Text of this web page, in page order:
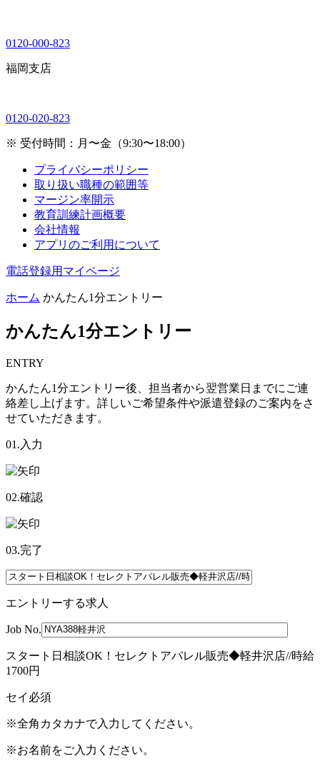
0120-000-823
福岡支店
0120-020-823
※ 受付時間：月〜金（9:30〜18:00）
プライバシーポリシー
取り扱い職種の範囲等
マージン率開示
教育訓練計画概要
会社情報
アプリのご利用について
電話登録用マイページ
ホーム かんたん1分エントリー
かんたん1分エントリー
ENTRY
かんたん1分エントリー後、担当者から翌営業日までにご連
絡差し上げます。詳しいご希望条件や派遣登録のご案内をさ
せていただきます。
01.入力
02.確認
03.完了
エントリーする求人
Job No.
スタート日相談OK！セレクトアパレル販売◆軽井沢店//時給
1700円
セイ 必須
※全角カタカナで入力してください。
※お名前をご入力ください。